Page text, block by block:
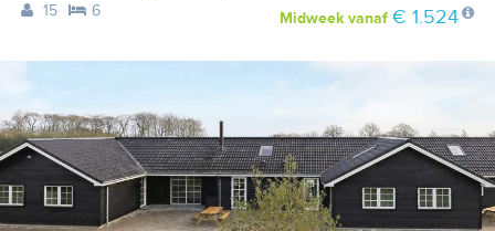
15
6 Midweekvanaf € 1.524